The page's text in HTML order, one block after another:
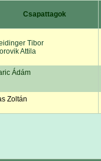
Csapattagok
Tibor
Attila
Ádám
Zoltán